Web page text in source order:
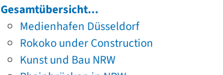
Gesamtübersicht...
Medienhafen Düsseldorf
Rokoko under Construction
Kunst und Bau NRW